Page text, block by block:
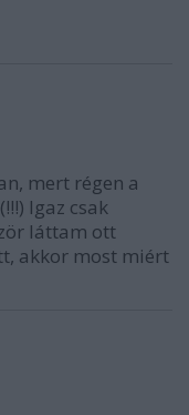
mert régen a
Igaz csak
láttam ott
akkor most miért